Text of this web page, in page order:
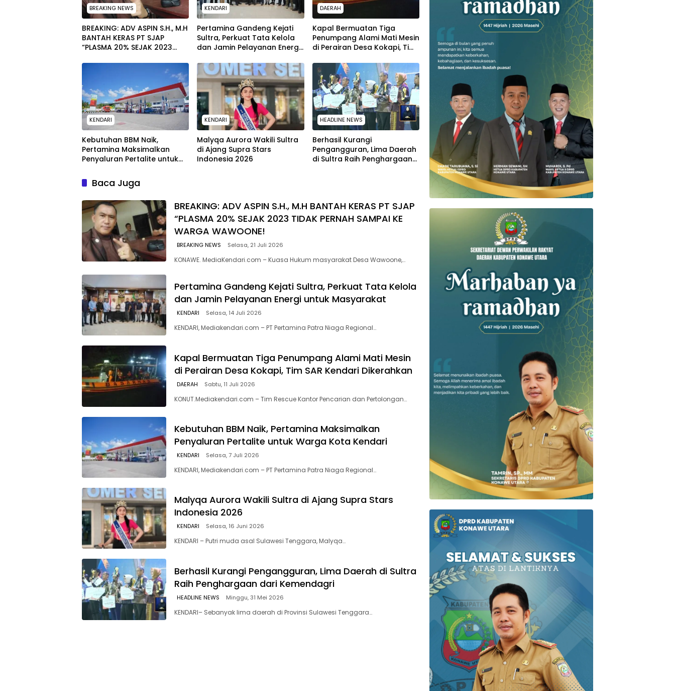
BREAKING NEWS
BREAKING: ADV ASPIN S.H., M.H
BANTAH KERAS PT SJAP
“PLASMA 20% SEJAK 2023
WARGA WAWOONE!
KENDARI
Pertamina Gandeng Kejati
Sultra, Perkuat Tata Kelola
dan Jamin Pelayanan Energi
DAERAH
Kapal Bermuatan Tiga
Penumpang Alami Mati Mesin
di Perairan Desa Kokapi, Tim
KENDARI
Kebutuhan BBM Naik,
Pertamina Maksimalkan
Penyaluran Pertalite untuk
KENDARI
Malyqa Aurora Wakili Sultra
di Ajang Supra Stars
Indonesia 2026
HEADLINE NEWS
Berhasil Kurangi
Pengangguran, Lima Daerah
di Sultra Raih Penghargaan
Baca Juga
BREAKING: ADV ASPIN S.H., M.H BANTAH KERAS PT SJAP
“PLASMA 20% SEJAK 2023 TIDAK PERNAH SAMPAI KE
WARGA WAWOONE!
BREAKING NEWS Selasa, 21 Juli 2026
KONAWE. MediaKendari.com – Kuasa Hukum masyarakat Desa Wawoone,…
Pertamina Gandeng Kejati Sultra, Perkuat Tata Kelola
dan Jamin Pelayanan Energi untuk Masyarakat
KENDARI Selasa, 14 Juli 2026
KENDARI, Mediakendari.com – PT Pertamina Patra Niaga Regional…
Kapal Bermuatan Tiga Penumpang Alami Mati Mesin
di Perairan Desa Kokapi, Tim SAR Kendari Dikerahkan
DAERAH Sabtu, 11 Juli 2026
KONUT.Mediakendari.com – Tim Rescue Kantor Pencarian dan Pertolongan…
Kebutuhan BBM Naik, Pertamina Maksimalkan
Penyaluran Pertalite untuk Warga Kota Kendari
KENDARI Selasa, 7 Juli 2026
KENDARI, Mediakendari.com – PT Pertamina Patra Niaga Regional…
Malyqa Aurora Wakili Sultra di Ajang Supra Stars
Indonesia 2026
KENDARI Selasa, 16 Juni 2026
KENDARI – Putri muda asal Sulawesi Tenggara, Malyqa…
Berhasil Kurangi Pengangguran, Lima Daerah di Sultra
Raih Penghargaan dari Kemendagri
HEADLINE NEWS Minggu, 31 Mei 2026
KENDARI– Sebanyak lima daerah di Provinsi Sulawesi Tenggara…